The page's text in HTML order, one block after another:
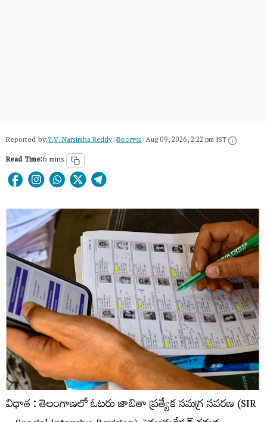
Reported by:Y.V. Narsimha Reddy|తెలంగాణ‌|Aug 09, 2026, 2:22 pm IST
Read Time:6 mins
విధాత : తెలంగాణలో ఓటరు జాబితా ప్రత్యేక సమగ్ర సవరణ (SIR